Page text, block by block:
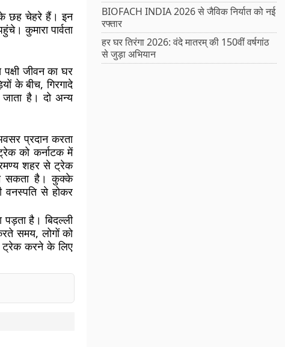
छह चेहरे हैं। इन
कुमारा पार्वता
जीवन का घर
के बीच, गिरगादे
है। दो अन्य
प्रदान करता
को कर्नाटक में
शहर से ट्रेक
सकता है। कुक्के
से होकर
है। बिदल्ली
समय, लोगों को
ट्रेक करने के लिए
BIOFACH INDIA 2026 से जैविक निर्यात को नई
रफ्तार
हर घर तिरंगा 2026: वंदे मातरम् की 150वीं वर्षगांठ
से जुड़ा अभियान